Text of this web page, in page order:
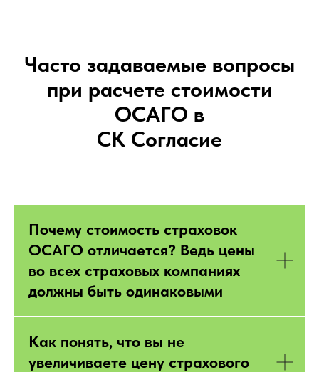
Часто задаваемые вопросы
при расчете стоимости
ОСАГО в
СК Согласие
Почему стоимость страховок
ОСАГО отличается? Ведь цены
во всех страховых компаниях
должны быть одинаковыми
Как понять, что вы не
увеличиваете цену страхового